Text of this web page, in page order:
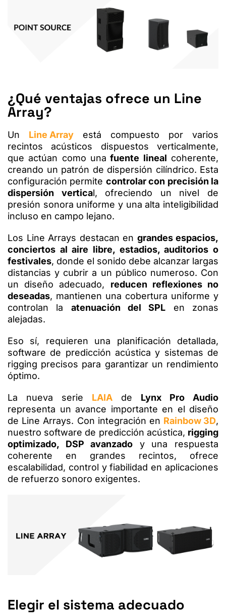
¿Qué ventajas ofrece un Line
Array?
Un Line Array está compuesto por varios
recintos acústicos dispuestos verticalmente,
que actúan como una fuente lineal coherente,
creando un patrón de dispersión cilíndrico. Esta
configuración permite controlar con precisión la
dispersión vertical, ofreciendo un nivel de
presión sonora uniforme y una alta inteligibilidad
incluso en campo lejano.
Los Line Arrays destacan en grandes espacios,
conciertos al aire libre, estadios, auditorios o
festivales, donde el sonido debe alcanzar largas
distancias y cubrir a un público numeroso. Con
un diseño adecuado, reducen reflexiones no
deseadas, mantienen una cobertura uniforme y
controlan la atenuación del SPL en zonas
alejadas.
Eso sí, requieren una planificación detallada,
software de predicción acústica y sistemas de
rigging precisos para garantizar un rendimiento
óptimo.
La nueva serie LAIA de Lynx Pro Audio
representa un avance importante en el diseño
de Line Arrays. Con integración en Rainbow 3D,
nuestro software de predicción acústica, rigging
optimizado, DSP avanzado y una respuesta
coherente en grandes recintos, ofrece
escalabilidad, control y fiabilidad en aplicaciones
de refuerzo sonoro exigentes.
Elegir el sistema adecuado